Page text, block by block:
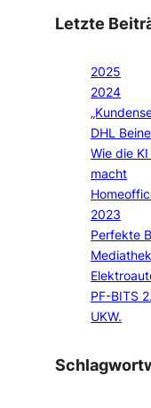
Letzte
2025
2024
DHL
Wie die
macht
2023
Perfekte
PF-BITS
UKW.